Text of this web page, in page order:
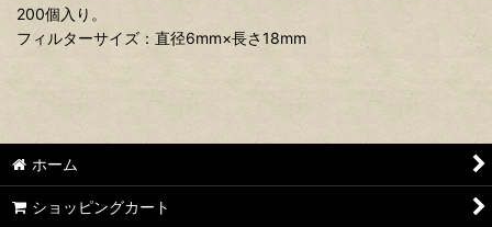
200個入り。
フィルターサイズ：直径6mm×長さ18mm
ホーム
ショッピングカート